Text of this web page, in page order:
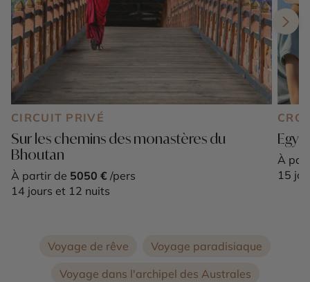
CIRCUIT PRIVÉ
Sur les chemins des monastères du
Bhoutan
À partir de 5050 € /pers
14 jours et 12 nuits
À
15
Voyage de rêve
Voyage paradisiaque
Voyage dans l'archipel des Australes